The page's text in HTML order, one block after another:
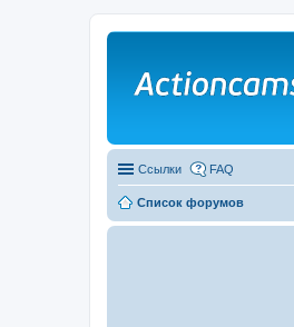
Ссылки FAQ
Список форумов